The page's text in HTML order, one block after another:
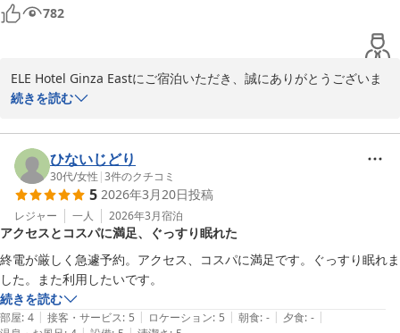
782
ELE Hotel Ginza Eastにご宿泊いただき、誠にありがとうございま
した。
東京国際フォーラムでのイベントはいかがでしたでしょうか。
当館の立地やコストパフォーマンス、そしてこだわりのセパレート
（バストイレ別）の水回りをご評価いただき、大変光栄です。
「居心地が良かった」とのお言葉、スタッフ一同の励みになりま
す。
大変嬉しいです。
また近くでイベントがある際は、ぜひ当館を拠点にご利用くださ
い。
続きを読む
ひないじどり
30代/女性 |3件のクチコミ
5 2026年3月20日投稿
レジャー 一人 2026年3月宿泊
アクセスとコスパに満足、ぐっすり眠れた
終電が厳しく急遽予約。アクセス、コスパに満足です。ぐっすり眠れま
した。また利用したいです。
続きを読む
部屋: 4 | 接客・サービス: 5 | ロケーション: 5 | 朝食: - | 夕食: - |